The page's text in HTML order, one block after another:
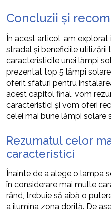
Concluzii și
În acest articol, am
stradal și beneficiile
caracteristicile unei lămpi
prezentat top 5 lămpi
oferit sfaturi pentru
acest capitol final, vom
caracteristici și vom oferi
celei mai bune lămpi solare
Rezumatul celor
caracteristici
Înainte de a alege o lampa
în considerare mai multe
rând, trebuie să aibă o
a ilumina zona dorită. De